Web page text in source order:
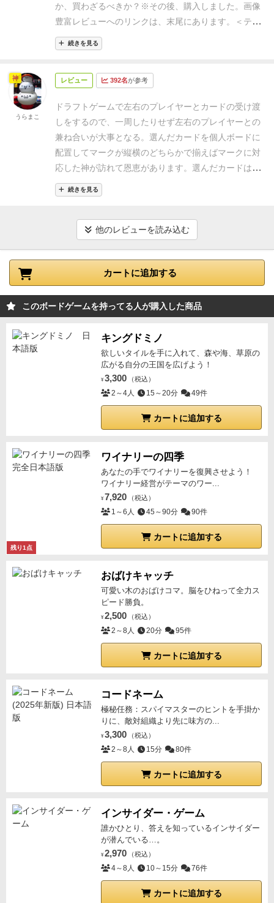
が多いかな❔ラウンドの終了処理では、次の３つを処
理する。 ○胞子 トークンがあるマスを再発動 ○持ってい
る神様の再発動
ラウンド終了時にそのマスの
事になる🍄水タグはタグの一種。最も少ないプレイヤ
ーを基準に、それよりいくつ多いかに応じて得点が貰
えます💧 この様に、ゲームの骨子は非常に簡単です☺
カードには、置けるマスが指定されているタイプもあ
るため「欲しいけど、そこは上書きしたくないな～
💦」と悩んだり、ビンゴ狙いで変な置き方してしまっ
い要素ですよね☝
)を入手し、それを自分の得点源として、
やしたり、胞子を乗せて発動回数を増やしたりするの
悩むことになる😩 また、水タグもあながち放置できな
いもので、差が大きいほど得点も大きくなってます⚔️
これらを踏まえてドラフトする事になるので、自分が
欲しいカード、相手に渡したくないカードを選んでい
く事になるのです🤔オススメは３、４人
も良いと思ってます…
ターン中の①以外は手番制で
す。ビンゴによる神様の行き先が、カード配置する順
番で変わってくるからです。 このゲームの干渉要素
はドラフトと神様のみなので、効果の処理は完全ダウ
ンタイムです！ ただそこまで時間がかかるものでも
ないので弱い理由です😓 ドラフトのカード選びの方
立を見逃しガチなので、隣近所でフォローしあおう！
🤝 まとめると…Good👍あらゆるルールが簡潔にまとま
っていて良い。 能力 も分かり易いアイコン表記であ
り、テキストは無く遊びやすい。
です。ドラフトパートも、少ない選択肢か
ら選ぶため、ライバルへのけん制も効果的であったり
良ドラフトである😘発動する効果類も、突きつめる
るか？を考えていくだけです。
リエーションが少ないので、戦略もまた然り… 要す
るに、大量得点の軸を決めてカスタマイズしていく。
あとはドラフトで思い通りになれば勝ち。ならないな
さとの二律背反なのだろうな😩つまらない訳ではない
が、コンポーネント、ギミックがしっかりとしてるの
軽量級のノリで遊べたため、ギャップが悪く働いてし
まったのかな🤔？前半の立上げは面白いが、終盤は
淡々と追加得点していくだけなのもチョットね……
胞子は１度でも置けば、3ラウンド毎にずっと効果を
発動できるし、胞子のある場所にタイルを後から置い
ても消えないため、後半の強いタイルとコンボすれ
ば、最後の最後で大逆転も可能なほどの爆発力のある
レイすると、1回使うと消える、上書きしても消える
（笑）
他にも、アイコンを1列揃えると、神タイルが
もらえて、もらった瞬間効果発動＋ラウンド毎の得点
計算でも発動といった要素もあるので、いろいろ考え
る点があって面白い。と、褒めまくってきたが、タイ
ルのコストの差がでかく、所持金によって全く購入で
きなかったりするため、他の人が指摘している通り、
た、とにかく地味。このデザイナーのゲームはだいた
いそうなのだが、なんかイラストにクセがあるものが
多く、このゲームはその中でも、色映えや世界観な
まえても、面白いゲームだとは思うのでこの評価。
BGAで気軽にプレイできるので、興味ある人はとりあ
えずやってみてはいかがでしょうか。
め、いわゆるドラフトをしていくことになります。そ
れではやれることをざっくりと説明します。 1 カー
ドを配置する
ードや、配置制限のカードなどがあります。
わりましたら今のラウンドマーカーがある列の白リボ
ンのところが起動します。なので図のとうりでいくと
１クリスタルと１勝利点(星みたいなアイコン)が手に
入ります。ちなみに特定のアイコンが縦、横のどれか
が並ぶと神が降りてきます。 神は全部で7柱おり、そ
れぞれがゲームに出てくるアイコンに対応していま
す。神を降ろすと下のボーナスが即手に入ります。
2 カードを捨てる
合はすてる選択肢があります。その場合４クリスタル
か胞子が1つもらえます。胞子トークン
は個人ボードの初期から手に入れることができます。
手に入れるとこのように配置できます。効果の説明は
後ほど。得点計算カードのドラフトを3回行い、残っ
た4枚目は捨てられると、ラウンドマーカーが角に置
かれ得点計算が発生します。まず神様の能力が再起動
されます。そして胞子トークンの置かれたカードが再
び使えるようになります。これらを好きな順番で処理
した後、相手のボードの水の資源の比較による点数が
最大15点も獲得できますので水資源は適度
にとらないといけません。その処理が終わると今度は
右横にラウンドマーカーが下に進んでいきます。2回
目の得点計算が終わると次の時代に移り、カードも強
らゲームは終了し、得点の高い人が勝利します。
まで説明すると、全員同時にカードを取って、カード
を配置するなり捨てるなりして行えば、待ち時間も少
なくていいと感じるでしょうが・・・
ゃんとやらないといけない理由があるんです・・・
様は各アイコン1柱しかいません。なので先ほど説明
してなかったのは例えば1プレイヤーが木のアイコン
様はそこに居続けます。ですが、その後に他のプレイ
ヤが木のアイコンを3つ揃えると、神様は他のプレイ
この神様の取り合いが地味に悩ましい要素な
くためにはアイコンを揃えないといけない。
んてこともあり得ます。
12枚のカードのドラフトで効
率の良いエンジンビルドを汲み上げるというプレイ時
間もインスト込みで1時間。
ームなんですが、やはりアイコンがちょっとわかりず
らいも知れないので慣れは必要なのかもしれません。
だけど理解してくると面白さがわかってくるんじゃな
言ってたのですが、アートワークが地味という事でし
ょうか。あとサマリーは1枚あるのですが人数分コピ
ーしてあげた方がいいと思います。
ら遊んでみてはいかがでしょうか。
か、買わざるべきか？ ※その後、購入しました。画像
豊富レビューへのリンクは、末尾にあります。
＜テー
マ＞・年代：1000年の荒廃が続いた後
の地・プレイヤーの立場：呪術師（シャーマン）
地を改良し、動物を住まわせる。
恩恵を得る。 ※Rauha：平和、調和の意味。 ＜基本シ
ステム＞ ・個人エリアへのタイル配置（効果の累積）
＜大まかな手順＞ １）ラウンド制。全４ラウンド。
２）全員同時に、以下を行う。①指定された星ボー
ド上のタイルをすべて取る。 ②タイルから１個を選
び、残りを返す。
いずれかを行う。ａ）コストを払い、タイルを個人
ボードに置く。ｂ）タイルを捨て、所定の物品を得
る。②同マークタイル３個そろったら、対応する神を
③以下を好きな順で発動できる。
得た神タイルの効果。④自色コマを１歩進める。５）
時計回りに、２～を繰り返す。６）全員のコマが個人
で発動できる。イ）新芽コマがある土地タイルの効
ロ）手元にある神タイルの効果。②水マークの
数に応じ、得点を得る。
７）４ラウンドが終了したら、ゲーム終了。
と遊んだ感想は、画像豊富で「今日のおじさん」ブロ
グに詳しくまとめたぞっ！ ほかにもいろいろ、最新
続きを見る
レビュー 392名が参考
ドラフトゲームで左右のプレイヤーとカードの受け渡
しをするので、一周したりせず左右のプレイヤーとの
兼ね合いが大事となる。 選んだカードを個人ボードに
配置してマークが縦横のどちらかで揃えばマークに対
応した神が訪れて恩恵があります。 選んだカードは配
置する以外に捨てることで資源かカードの起動能力を
発動させるためのチップを受け取りカードに配置しま
ボル数の差分に応じて決められた得点を獲得したりし
のは難しく、条件を満たすと動いたりするので長く他
プレイヤーの手元にいないようにしないとラウンド終
ムで処理自体もそこまで難しいわけじゃないからサク
はかからないドラフトゲームかな。
続きを見る
神
うらまこ
他のレビューを読み込む
カートに追加する
このボードゲームを持ってる人が購入した商品
キングドミノ
欲しいタイルを手に入れて、森や海、草原の
広がる自分の王国を広げよう！
¥ 3,300 （税込）
2～4人 15～20分 49件
カートに追加する
残り1点
ワイナリーの四季
あなたの手でワイナリーを復興させよう！
ワイナリー経営がテーマのワー...
¥ 7,920 （税込）
1～6人 45～90分 90件
カートに追加する
おばけキャッチ
可愛い木のおばけコマ。脳をひねって全力ス
ピード勝負。
¥ 2,500 （税込）
2～8人 20分 95件
カートに追加する
コードネーム
極秘任務：スパイマスターのヒントを手掛か
りに、敵対組織より先に味方の...
¥ 3,300 （税込）
2～8人 15分 80件
カートに追加する
インサイダー・ゲーム
誰かひとり、答えを知っているインサイダー
が潜んでいる…。
¥ 2,970 （税込）
4～8人 10～15分 76件
カートに追加する